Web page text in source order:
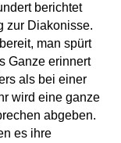
berichtet
zur Diakonisse.
man spürt
Ganze erinnert
als bei einer
wird eine ganze
abgeben.
es ihre